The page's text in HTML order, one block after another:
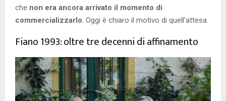
che non era ancora arrivato il momento di
commercializzarlo. Oggi è chiaro il motivo di quell’attesa.
Fiano 1993: oltre tre decenni di affinamento